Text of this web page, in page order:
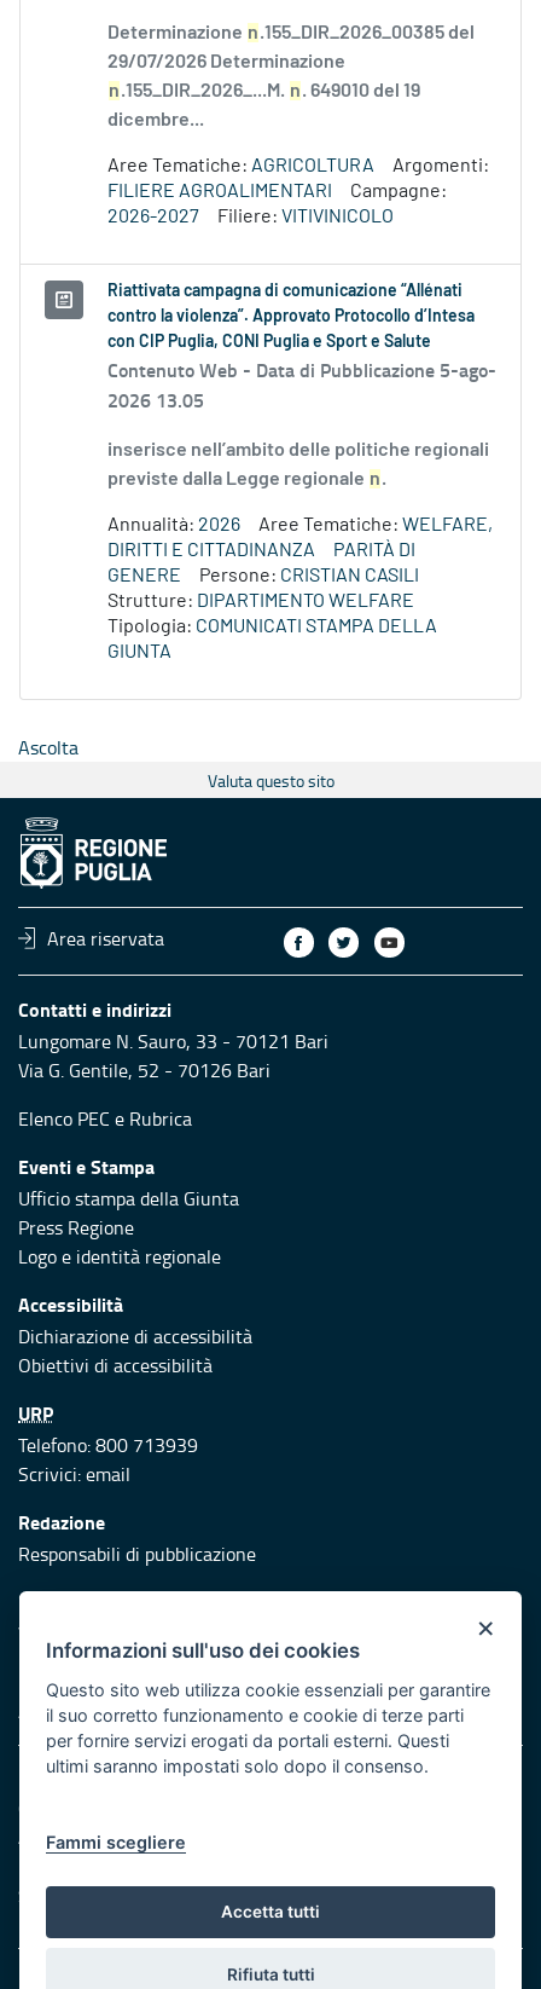
Determinazione n.155_DIR_2026_00385 del
29/07/2026 Determinazione
n.155_DIR_2026_...M. n. 649010 del 19
dicembre...
Aree Tematiche: AGRICOLTURA
Argomenti:
FILIERE AGROALIMENTARI
Campagne:
2026-2027
Filiere: VITIVINICOLO
Riattivata campagna di comunicazione “Allénati
contro la violenza”. Approvato Protocollo d’Intesa
con CIP Puglia, CONI Puglia e Sport e Salute
Contenuto Web - Data di Pubblicazione 5-ago-
2026 13.05
inserisce nell’ambito delle politiche regionali
previste dalla Legge regionale n.
Annualità: 2026 Aree Tematiche: WELFARE,
DIRITTI E CITTADINANZA
PARITÀ DI
GENERE
Persone: CRISTIAN CASILI
Strutture: DIPARTIMENTO WELFARE
Tipologia: COMUNICATI STAMPA DELLA
GIUNTA
Ascolta
Valuta questo sito
Area riservata
Contatti e indirizzi
Lungomare N. Sauro, 33 - 70121 Bari
Via G. Gentile, 52 - 70126 Bari
Elenco PEC e Rubrica
Eventi e Stampa
Ufficio stampa della Giunta
Press Regione
Logo e identità regionale
Accessibilità
Dichiarazione di accessibilità
Obiettivi di accessibilità
URP
Telefono: 800 713939
Scrivici:email
Redazione
Responsabili di pubblicazione
Protezione civile
Vai al sito di Protezione Civile Puglia
Iniziativa finanziata con risorse del POR Puglia 2014/2020 -
Asse XI
Note legali
Cookie e privacy
Atti di notifica
Servizi Intranet
© Regione Puglia
×
Informazioni sull'uso dei cookies
Questo sito web utilizza cookie essenziali per garantire
il suo corretto funzionamento e cookie di terze parti
per fornire servizi erogati da portali esterni. Questi
ultimi saranno impostati solo dopo il consenso.
Fammi scegliere
Accetta tutti
Rifiuta tutti